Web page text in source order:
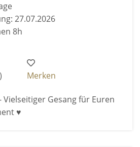
27.07.2026
8h
Merken
Vielseitiger Gesang für Euren
♥️